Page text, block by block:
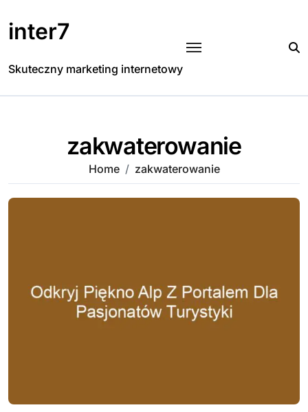
to
content
inter7
Skuteczny marketing internetowy
zakwaterowanie
Home zakwaterowanie